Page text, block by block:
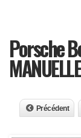
Porsche
Précédent